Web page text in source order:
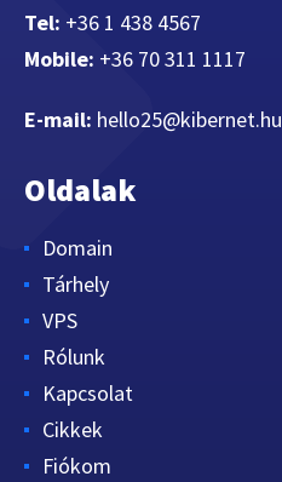
Tel: +36 1 438 4567
Mobile: +36 70 311 1117
E-mail: hello25@kibernet.hu
Oldalak
Domain
Tárhely
VPS
Rólunk
Kapcsolat
Cikkek
Fiókom